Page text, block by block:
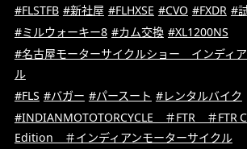
#FLSTFB #新社屋 #FLHXSE #CVO #FXDR #
#ミルウォーキー8 #カム交換 #XL1200NS
#名古屋モーターサイクルショー インディ
ル
#FLS #バガー #パースート #レンタルバイク
#INDIANMOTOTORCYCLE ＃FTR ＃FTR
Edition ＃インディアンモーターサイクル